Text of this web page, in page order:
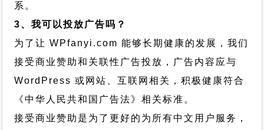
系。
3、我可以投放广告吗？
为了让 WPfanyi.com 能够长期健康的发展，我们
接受商业赞助和关联性广告投放，广告内容应与
WordPress 或网站、互联网相关，积极健康符合
《中华人民共和国广告法》相关标准。
接受商业赞助是为了更好的为所有中文用户服务，